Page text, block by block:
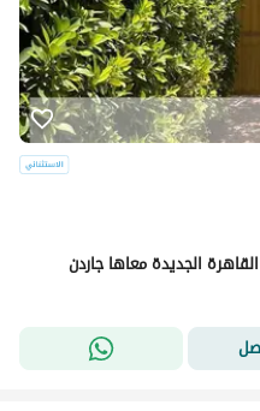
الجديدة معاها جاردن